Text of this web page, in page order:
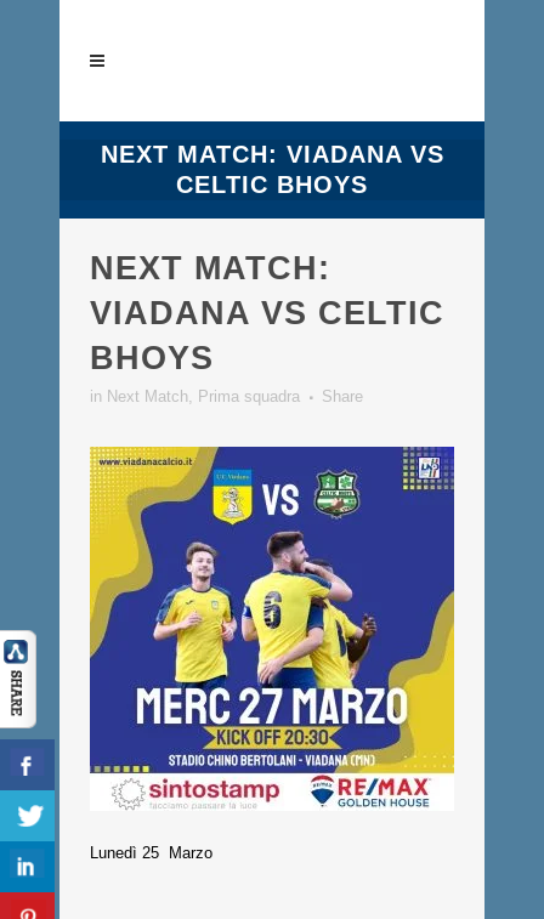
NEXT MATCH: VIADANA VS
CELTIC BHOYS
NEXT MATCH:
VIADANA VS CELTIC
BHOYS
in Next Match, Prima squadra Share
Lunedì 25 Marzo